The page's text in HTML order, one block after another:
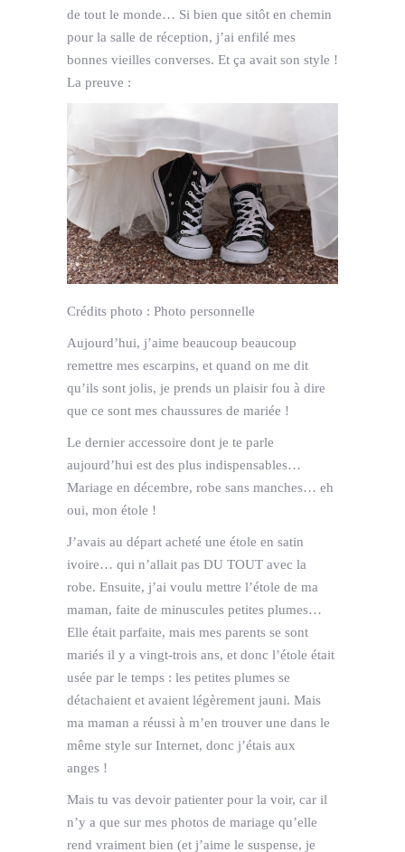
de tout le monde… Si bien que sitôt en chemin
pour la salle de réception, j’ai enfilé mes
bonnes vieilles converses. Et ça avait son style !
La preuve :
Crédits photo : Photo personnelle
Aujourd’hui, j’aime beaucoup beaucoup
remettre mes escarpins, et quand on me dit
qu’ils sont jolis, je prends un plaisir fou à dire
que ce sont mes chaussures de mariée !
Le dernier accessoire dont je te parle
aujourd’hui est des plus indispensables…
Mariage en décembre, robe sans manches… eh
oui, mon étole !
J’avais au départ acheté une étole en satin
ivoire… qui n’allait pas DU TOUT avec la
robe. Ensuite, j’ai voulu mettre l’étole de ma
maman, faite de minuscules petites plumes…
Elle était parfaite, mais mes parents se sont
mariés il y a vingt-trois ans, et donc l’étole était
usée par le temps : les petites plumes se
détachaient et avaient légèrement jauni. Mais
ma maman a réussi à m’en trouver une dans le
même style sur Internet, donc j’étais aux
anges !
Mais tu vas devoir patienter pour la voir, car il
n’y a que sur mes photos de mariage qu’elle
rend vraiment bien (et j’aime le suspense, je